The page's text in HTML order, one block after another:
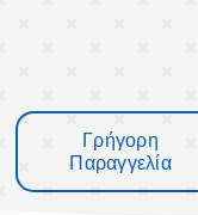
Γρήγορη
Παραγγελία